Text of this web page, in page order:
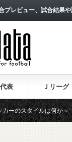
プレビュー、試合結果
表 Ｊリーグ
か～ 【